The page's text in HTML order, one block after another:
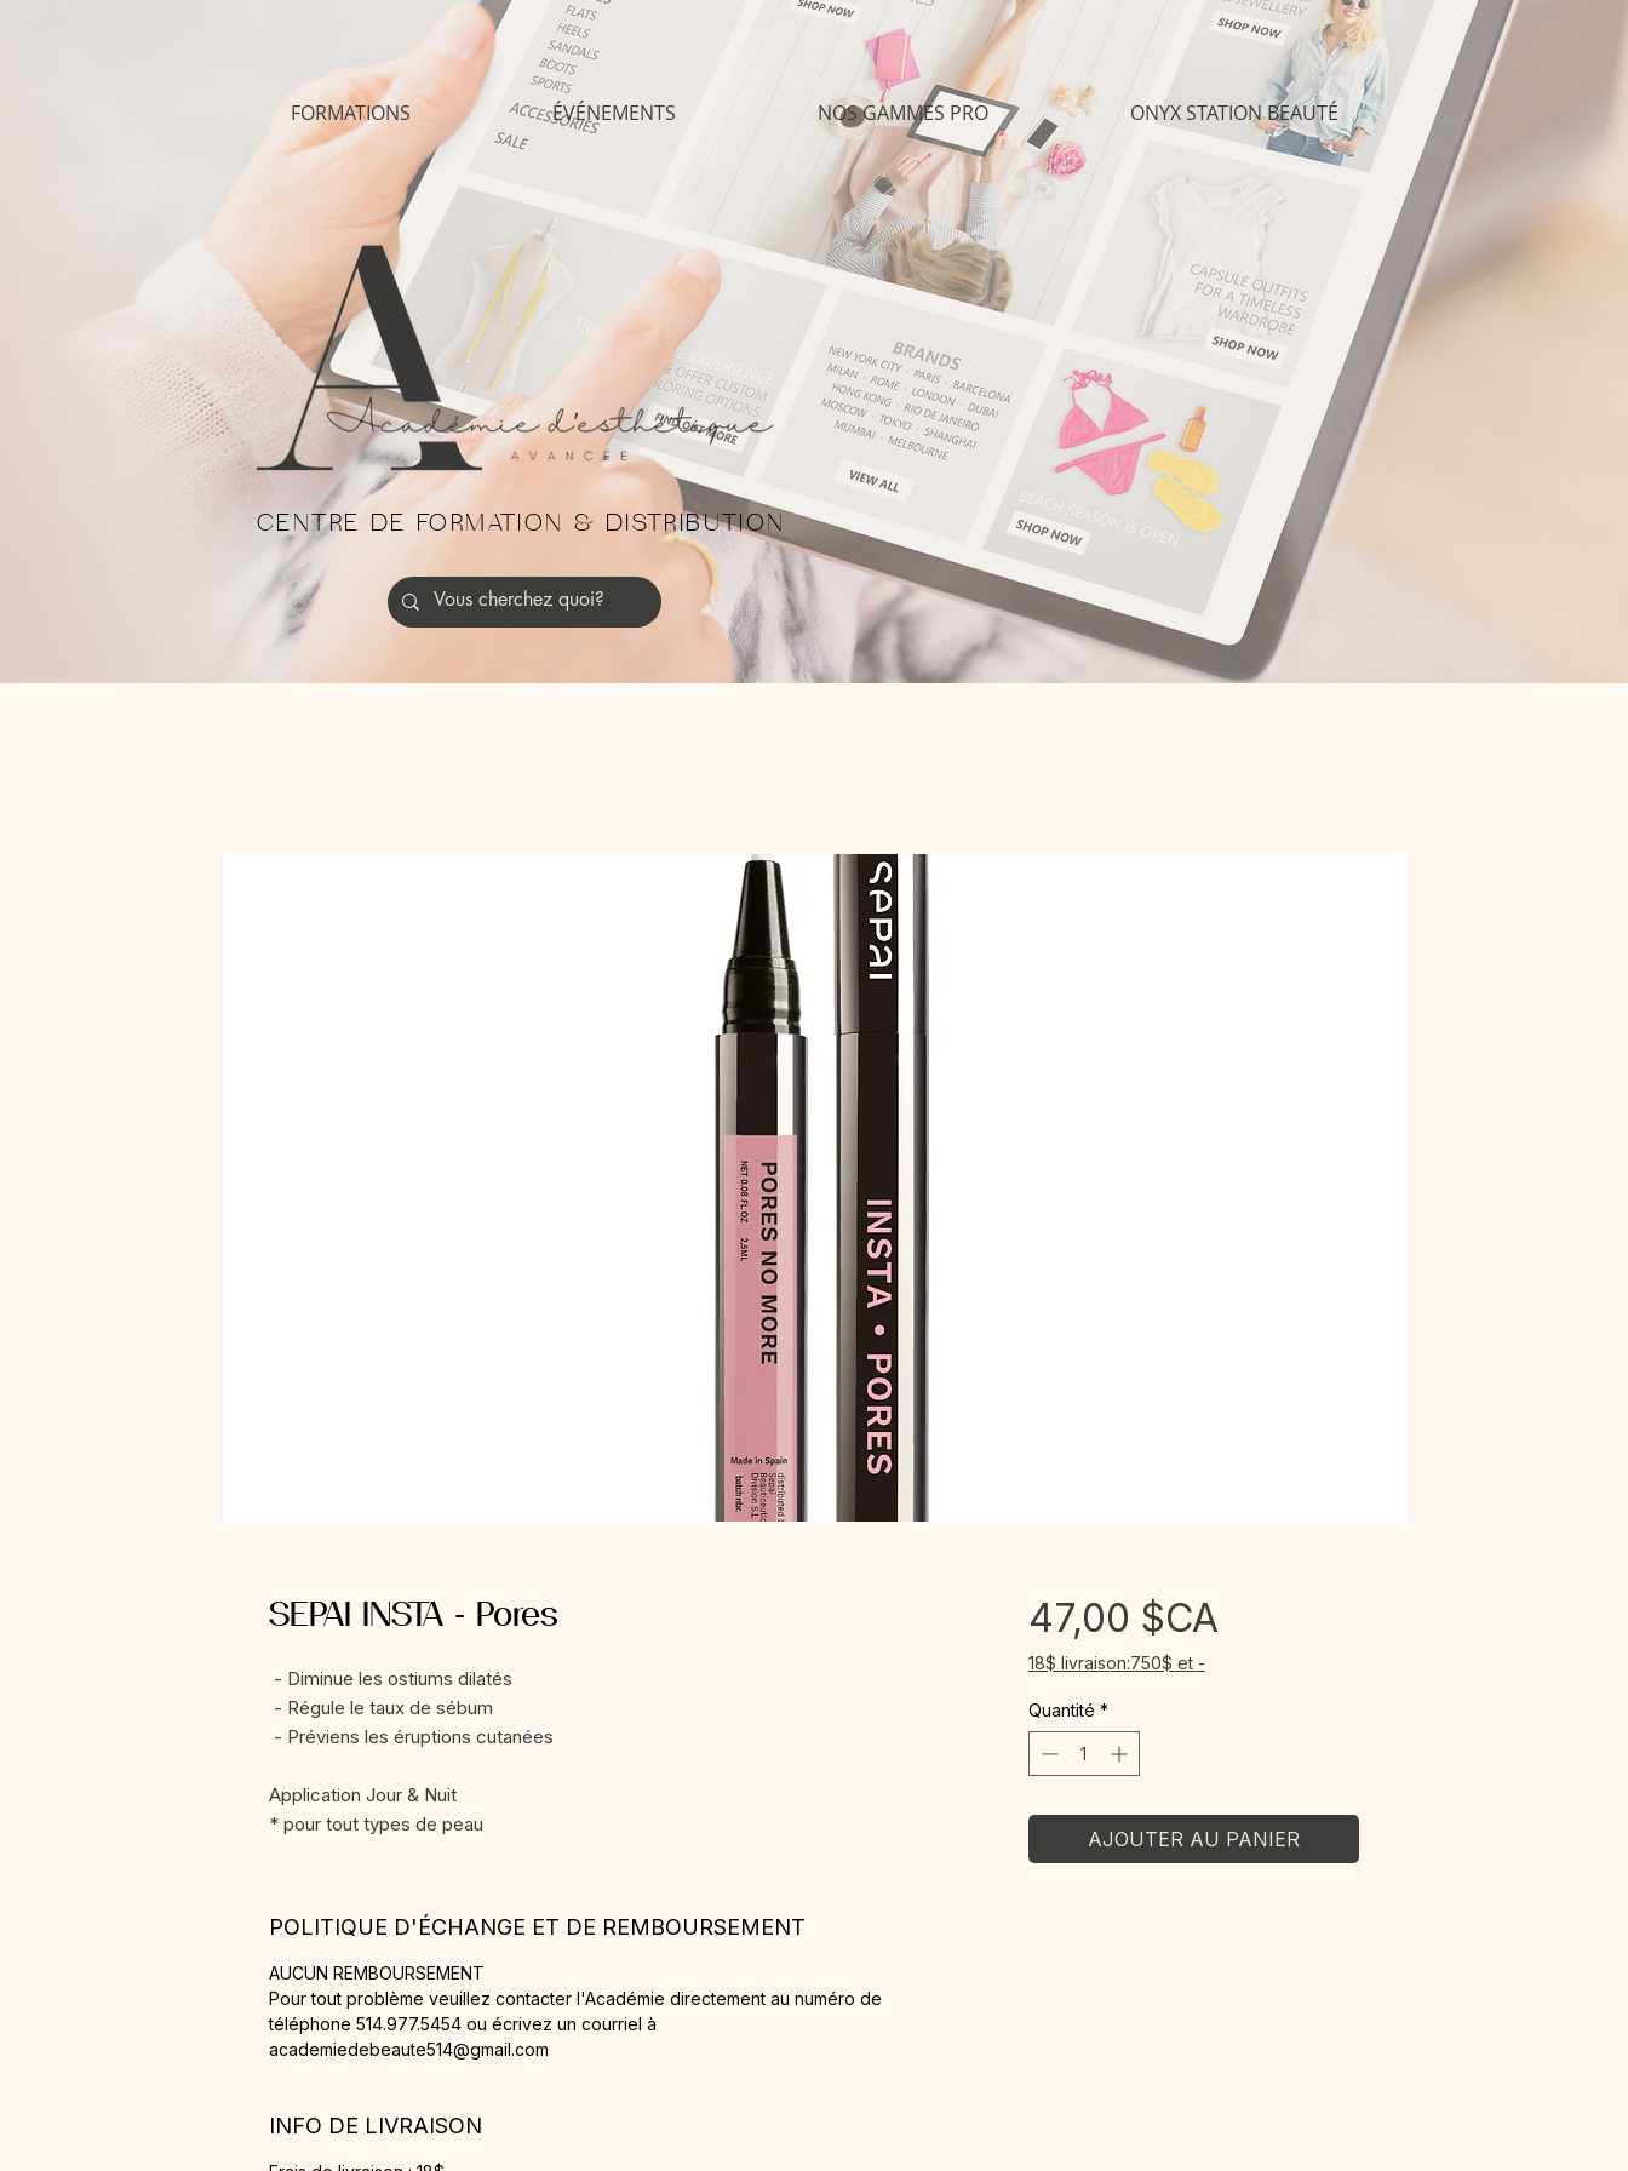
FORMATIONS ÉVÉNEMENTS NOS GAMMES PRO ONYX STATION BEAUTÉ
CENTRE DE FORMATION & DISTRIBUTION
SEPAI INSTA - Pores
- Diminue les ostiums dilatés
- Régule le taux de sébum
- Préviens les éruptions cutanées
Application Jour & Nuit
* pour tout types de peau
POLITIQUE D'ÉCHANGE ET DE REMBOURSEMENT
AUCUN REMBOURSEMENT
Pour tout problème veuillez contacter l'Académie directement au numéro de
téléphone 514.977.5454 ou écrivez un courriel à
academiedebeaute514@gmail.com
INFO DE LIVRAISON
47,00 $CAPrix
18$ livraison:750$ et -
Quantité *
AJOUTER AU PANIER